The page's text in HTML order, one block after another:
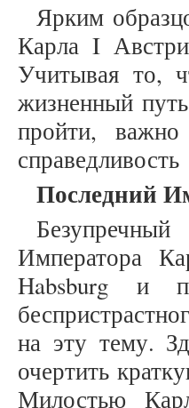
Ярким
Карла I
Учитывая то,
жизненный
пройти,
Последний
Императора
Habsburg и
на эту тему.
очертить
Милостью